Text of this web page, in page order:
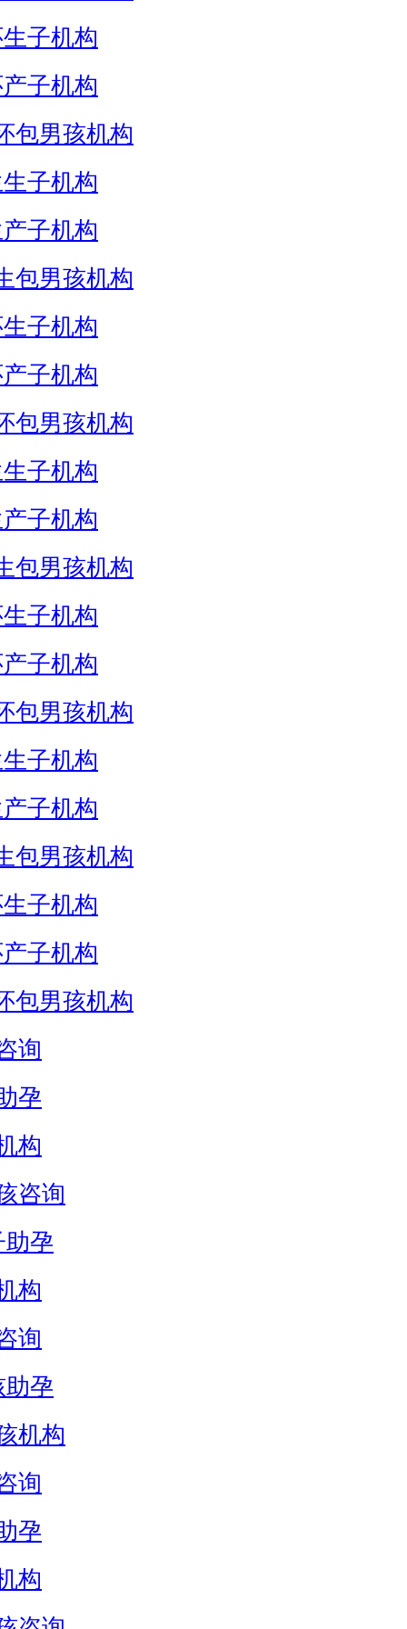
子机构
子机构
包男孩机构
子机构
子机构
包男孩机构
子机构
子机构
包男孩机构
子机构
子机构
包男孩机构
子机构
子机构
包男孩机构
子机构
子机构
包男孩机构
子机构
子机构
包男孩机构
询
孕
构
咨询
助孕
构
询
助孕
机构
询
孕
构